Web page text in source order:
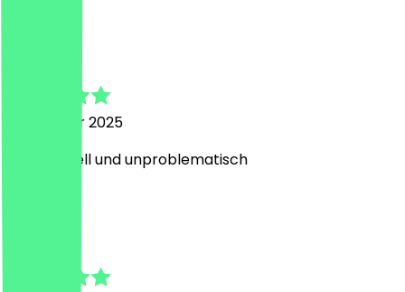
19 October 2025
ging schnell und unproblematisch